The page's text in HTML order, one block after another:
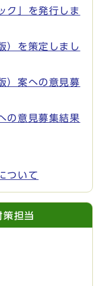
ク」を発行しま
）を策定しまし
）案への意見募
の意見募集結果
ついて
策担当